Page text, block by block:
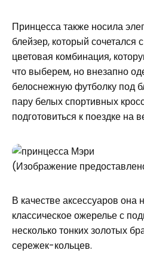
Принцесса также носила
блейзер, который
цветовая комбинация,
что выберем, но внезапно
белоснежную футболку под
пару белых спортивных
подготовиться к поездке на
(Изображение
В качестве аксессуаров она
классическое ожерелье с
несколько тонких золотых
сережек-кольцев.